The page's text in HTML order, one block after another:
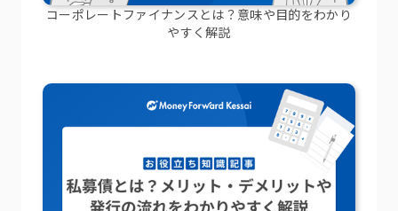
コーポレートファイナンスとは？意味や目的をわかり
やすく解説